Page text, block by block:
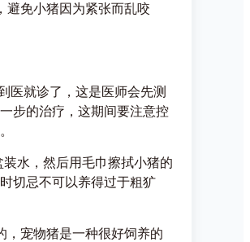
免小猪因为紧张而乱咬
就诊了，这是医师会先测
步的治疗，这期间要注意控
水，然后用毛巾擦拭小猪的
切忌不可以养得过于粗犷
宠物猪是一种很好饲养的